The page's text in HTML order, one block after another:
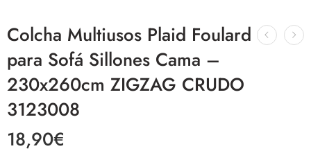
Colcha Multiusos Plaid Foulard
para Sofá Sillones Cama –
230x260cm ZIGZAG CRUDO
3123008
18,90€